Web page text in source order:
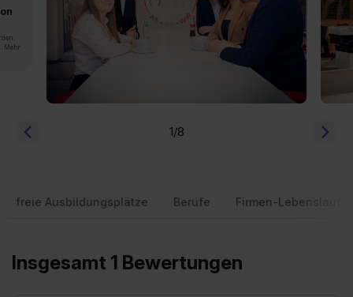
Mehr
1/8
freie Ausbildungsplätze Berufe Firmen-Lebenslauf
Insgesamt 1 Bewertungen